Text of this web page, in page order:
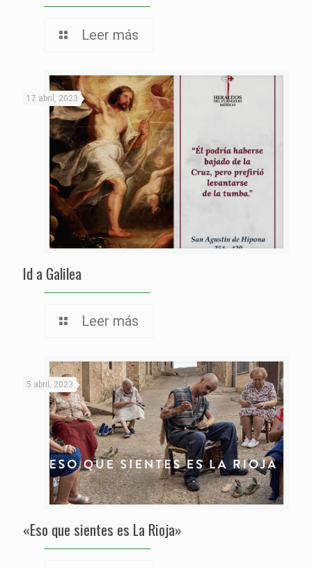
Leer más
17 abril, 2023
Id a Galilea
Leer más
5 abril, 2023
«Eso que sientes es La Rioja»